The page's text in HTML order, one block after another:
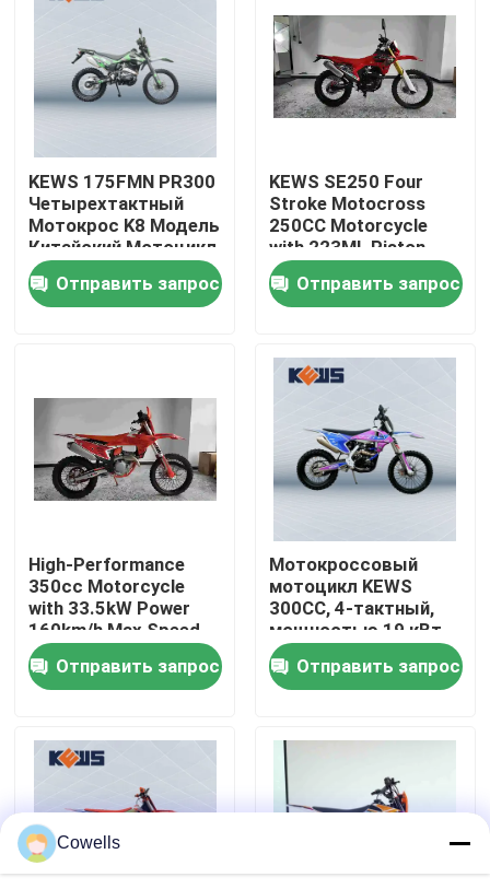
Дом
О нас
Путешествие фабрики
Свяжитесь мы
Блог
4 мотоцикла Enduro хода
Мотоциклы Enduro два приступа
Мотоциклы ралли
KEWS 175FMN PR300
Четырехтактный
Мотокрос K8 Модель
Китайский Мотоцикл
Мотоциклы 300cc
Отправить запрос
KEWS SE250 Four
Stroke Motocross
250CC Motorcycle
with 223ML Piston
Displacement 15/8500
Maximum Power and
19/6500 Maximum
Отправить запрос
High-Performance
350cc Motorcycle
with 33.5kW Power
160km/h Max Speed
and 1460mm
Wheelbase for
Motocross
Отправить запрос
Мотокроссовый
мотоцикл KEWS
300CC, 4-тактный,
мощностью 19 кВт
Отправить запрос
Cowells